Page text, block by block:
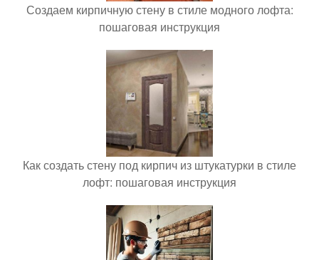
Создаем кирпичную стену в стиле модного лофта:
пошаговая инструкция
Как создать стену под кирпич из штукатурки в стиле
лофт: пошаговая инструкция